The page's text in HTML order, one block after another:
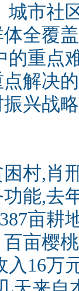
城市社
全覆
的重点
解决
兴战
,肖
能,去
亩耕
亩樱
入16万